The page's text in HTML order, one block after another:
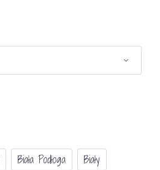
Biała Podłoga
Biały